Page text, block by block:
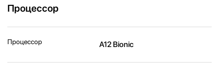
Процессор
Процессор A12 Bionic